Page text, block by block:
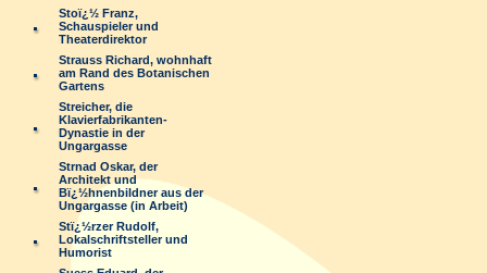
Stoï¿½ Franz,
Schauspieler und
Theaterdirektor
Strauss Richard, wohnhaft
am Rand des Botanischen
Gartens
Streicher, die
Klavierfabrikanten-
Dynastie in der
Ungargasse
Strnad Oskar, der
Architekt und
Bï¿½hnenbildner aus der
Ungargasse (in Arbeit)
Stï¿½rzer Rudolf,
Lokalschriftsteller und
Humorist